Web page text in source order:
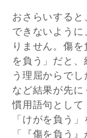
おさらいする
できないよう
りません。傷
を負う」だと
う理屈からでし
など結果が先に
慣用語句として
「けがを負う
「『傷を負う